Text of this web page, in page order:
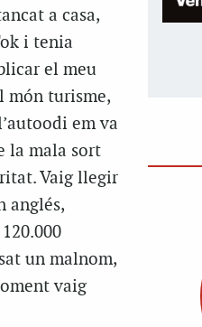
a casa,
i tenia
el meu
món turisme,
em va
la mala sort
Vaig llegir
anglés,
un malnom,
vaig